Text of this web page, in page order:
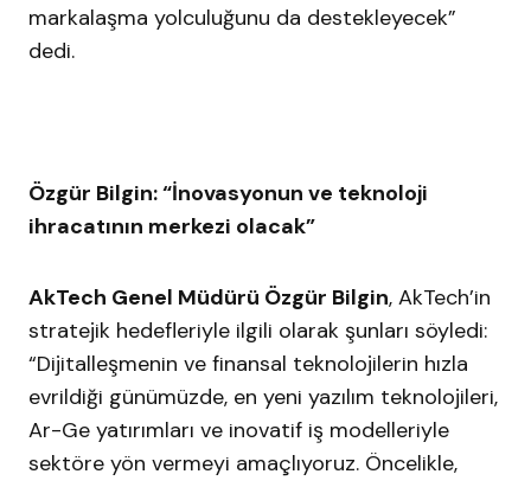
markalaşma yolculuğunu da destekleyecek”
dedi.
Özgür Bilgin: “İnovasyonun ve teknoloji
ihracatının merkezi olacak”
AkTech Genel Müdürü Özgür Bilgin, AkTech’in
stratejik hedefleriyle ilgili olarak şunları söyledi:
“Dijitalleşmenin ve finansal teknolojilerin hızla
evrildiği günümüzde, en yeni yazılım teknolojileri,
Ar-Ge yatırımları ve inovatif iş modelleriyle
sektöre yön vermeyi amaçlıyoruz. Öncelikle,